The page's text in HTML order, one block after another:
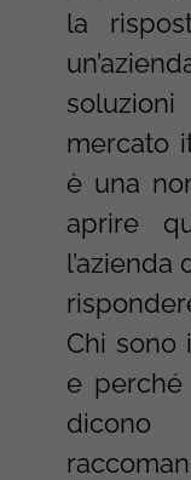
la
mercato
è una
aprire
Chi sono
e perché